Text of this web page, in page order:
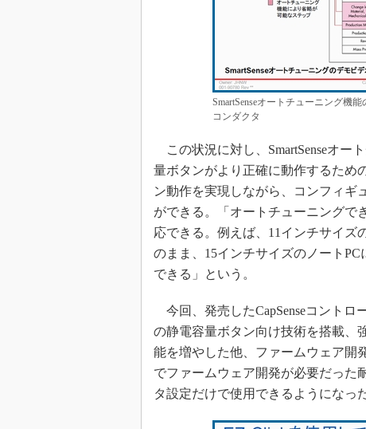
SmartSenseオートチューニング機
コンダクタ
この状況に対し、SmartSenseオー
量ボタンがより正確に動作するため
ン動作を実現しながら、コンフィギ
ができる。「オートチューニングで
応できる。例えば、11インチサイズ
のまま、15インチサイズのノート
できる」という。
今回、発売したCapSenseコントロ
の静電容量ボタン向け技術を搭載、
能を増やした他、ファームウェア開
でファームウェア開発が必要だった
タ設定だけで使用できるようになった